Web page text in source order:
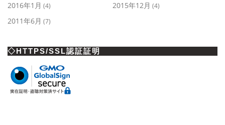
2016年1月 (4) 2015年12月 (4)
2011年6月 (7)
◇HTTPS/SSL認証証明